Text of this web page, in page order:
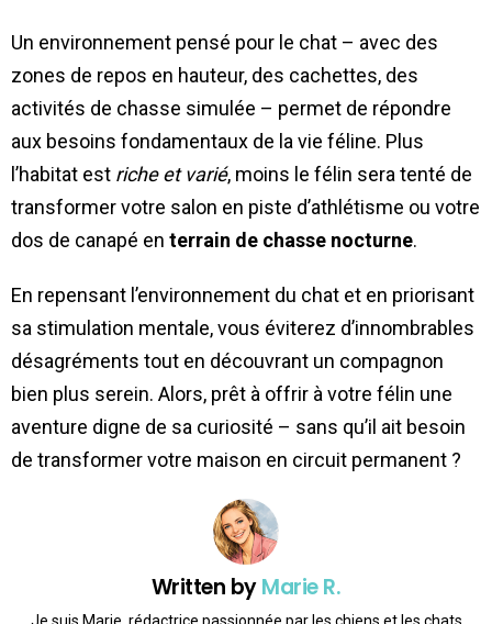
Un environnement pensé pour le chat – avec des
zones de repos en hauteur, des cachettes, des
activités de chasse simulée – permet de répondre
aux besoins fondamentaux de la vie féline. Plus
l’habitat est riche et varié, moins le félin sera tenté de
transformer votre salon en piste d’athlétisme ou votre
dos de canapé en terrain de chasse nocturne.
En repensant l’environnement du chat et en priorisant
sa stimulation mentale, vous éviterez d’innombrables
désagréments tout en découvrant un compagnon
bien plus serein. Alors, prêt à offrir à votre félin une
aventure digne de sa curiosité – sans qu’il ait besoin
de transformer votre maison en circuit permanent ?
Written byMarie R.